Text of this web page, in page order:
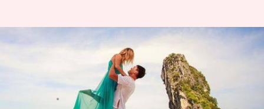
हनीमून की योजना बना रहे हैं, तो जाएँ
यूरोप की पाँच सबसे रोमांटिक जगहों
Sep 02, 2019 10:51 pm